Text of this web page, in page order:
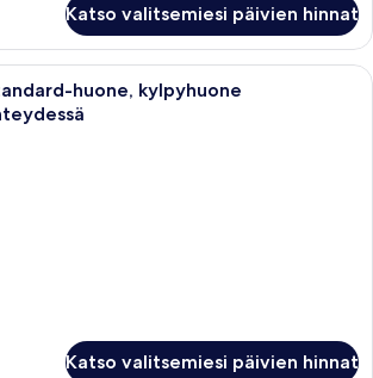
Katso valitsemiesi päivien hinnat
Hotellihuone, jossa on puinen
huone, kylpyhuone
Katso valitsemiesi päivien hinnat